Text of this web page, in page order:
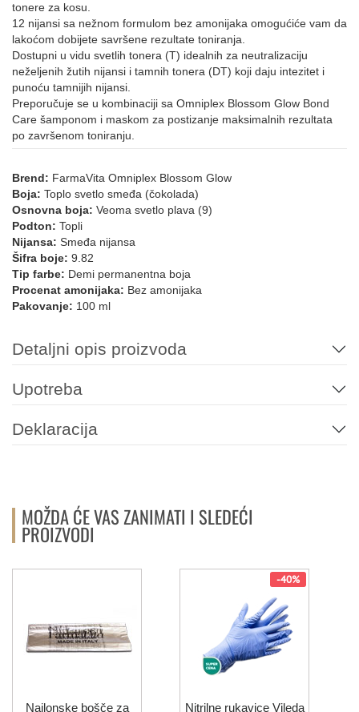
tonere za kosu.
12 nijansi sa nežnom formulom bez amonijaka omogućiće vam da
lakoćom dobijete savršene rezultate toniranja.
Dostupni u vidu svetlih tonera (T) idealnih za neutralizaciju
neželjenih žutih nijansi i tamnih tonera (DT) koji daju intezitet i
punoću tamnijih nijansi.
Preporučuje se u kombinaciji sa Omniplex Blossom Glow Bond
Care šamponom i maskom za postizanje maksimalnih rezultata
po završenom toniranju.
Brend: FarmaVita Omniplex Blossom Glow
Boja: Toplo svetlo smeđa (čokolada)
Osnovna boja: Veoma svetlo plava (9)
Podton: Topli
Nijansa: Smeđa nijansa
Šifra boje: 9.82
Tip farbe: Demi permanentna boja
Procenat amonijaka: Bez amonijaka
Pakovanje: 100 ml
Detaljni opis proizvoda
Upotreba
Deklaracija
MOŽDA ĆE VAS ZANIMATI I SLEDEĆI
PROIZVODI
Najlonske bošče za
-40%
Nitrilne rukavice Vileda